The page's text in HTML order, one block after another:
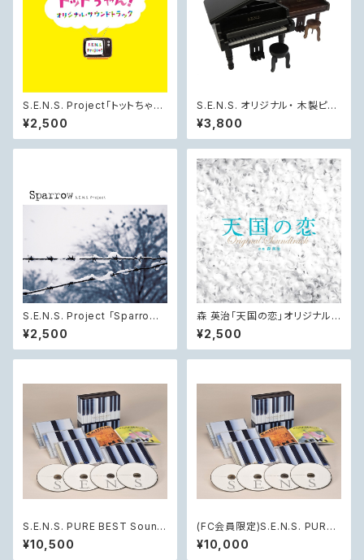
S.E.N.S. Project「トットちゃ
ん！」 オリジナル・サウンドトラッ
ク
¥2,500
S.E.N.S. オリジナル・ 木製ピア
ノ型オルゴール(椅子付き)
¥3,800
S.E.N.S. Project 「Sparrow -
中国ドラマ『麻雀 Sparrow』オ
リジナル・サウンドトラック」
¥2,500
森 英治「天国の恋」オリジナル・
サウンドトラック
¥2,500
S.E.N.S. PURE BEST Sound.
Earth. Nature. Spirit.
¥10,500
(FC会員限定)S.E.N.S. PURE
BEST Sound. Earth. Nature.
Spirit.
¥10,000